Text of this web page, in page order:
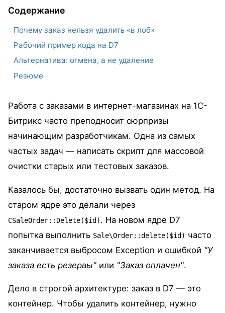
Содержание
Почему заказ нельзя удалить «в лоб»
Рабочий пример кода на D7
Альтернатива: отмена, а не удаление
Резюме
Работа с заказами в интернет-магазинах на 1С-
Битрикс часто преподносит сюрпризы
начинающим разработчикам. Одна из самых
частых задач — написать скрипт для массовой
очистки старых или тестовых заказов.
Казалось бы, достаточно вызвать один метод. На
старом ядре это делали через
CSaleOrder::Delete($id). На новом ядре D7
попытка выполнить Sale\Order::delete($id) часто
заканчивается выбросом Exception и ошибкой "У
заказа есть резервы" или "Заказ оплачен".
Дело в строгой архитектуре: заказ в D7 — это
контейнер. Чтобы удалить контейнер, нужно